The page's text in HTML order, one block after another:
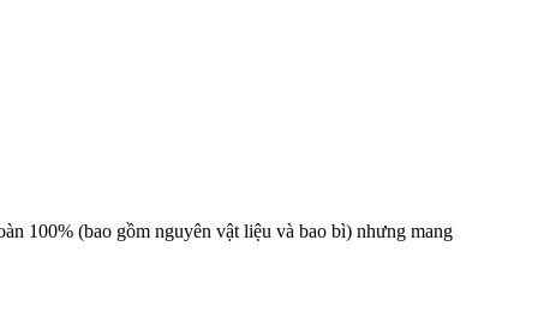
100% (bao gồm nguyên vật liệu và bao bì) nhưng mang